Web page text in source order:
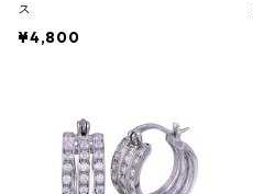
ス
¥4,800